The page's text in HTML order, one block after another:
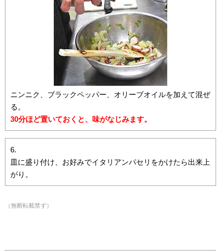
ニンニク、ブラックペッパー、オリーブオイルを加えて混ぜ
る。
30分ほど置いておくと、味がなじみます。
皿に盛り付け、お好みでイタリアンパセリをかけたら出来上
がり。
（無断転載禁ず）